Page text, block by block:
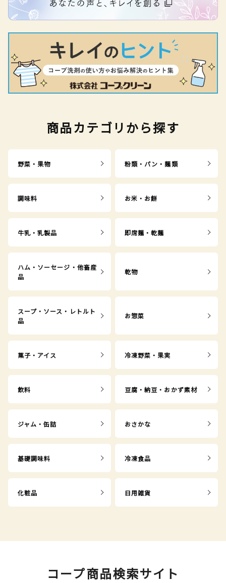
商品カテゴリから探す
野菜・果物 粉類・パン・麺類
調味料 お米・お餅
牛乳・乳製品 即席麺・乾麺
ハム・ソーセージ・他畜産
品
乾物
スープ・ソース・レトルト
品
お惣菜
菓子・アイス 冷凍野菜・果実
飲料 豆腐・納豆・おかず素材
ジャム・缶詰 おさかな
基礎調味料 冷凍食品
化粧品 日用雑貨
コープ商品検索サイト